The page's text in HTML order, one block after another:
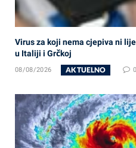
Virus za koji nema cjepiva ni
u Italiji i Grčkoj
08/08/2026 AKTUELNO 0